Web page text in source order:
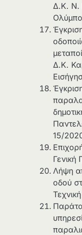
Δ.Κ. Ν.
Δ.Κ.
15/
Λήψη
οδού